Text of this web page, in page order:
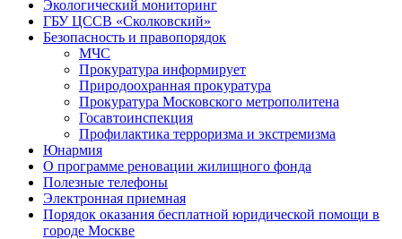
Экологический мониторинг
ГБУ ЦССВ «Сколковский»
Безопасность и правопорядок
МЧС
Прокуратура информирует
Природоохранная прокуратура
Прокуратура Московского метрополитена
Госавтоинспекция
Профилактика терроризма и экстремизма
Юнармия
О программе реновации жилищного фонда
Полезные телефоны
Электронная приемная
Порядок оказания бесплатной юридической помощи в
городе Москве